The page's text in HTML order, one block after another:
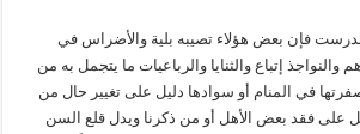
فإن بعض هؤلاء تصيبه بلية والأضراس في
والنواجذ إتباع والثنايا والرباعيات ما يتجمل به من
في المنام أو سوادها دليل على تغيير حال من
على فقد بعض الأهل أو من ذكرنا ويدل قلع السن